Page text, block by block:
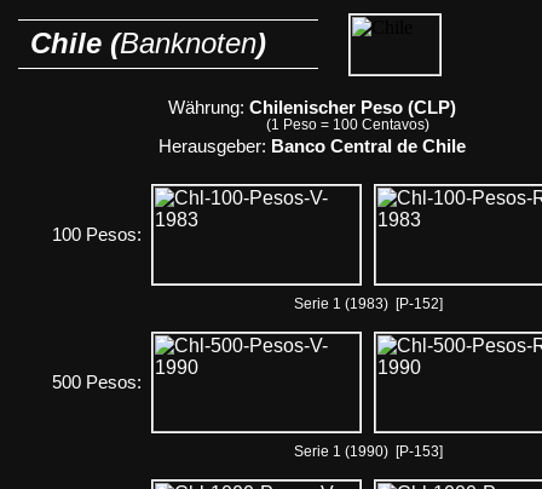
Chile (Banknoten)
Währung: Chilenischer Peso (CLP)
(1 Peso = 100 Centavos)
Herausgeber: Banco Central de Chile
100 Pesos:
Serie 1 (1983) [P-152]
500 Pesos:
Serie 1 (1990) [P-153]